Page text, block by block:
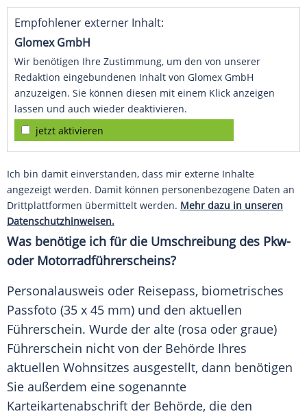
Empfohlener externer Inhalt:
Glomex GmbH
Wir benötigen Ihre Zustimmung, um den von unserer
Redaktion eingebundenen Inhalt von Glomex GmbH
anzuzeigen. Sie können diesen mit einem Klick anzeigen
lassen und auch wieder deaktivieren.
jetzt aktivieren
Ich bin damit einverstanden, dass mir externe Inhalte
angezeigt werden. Damit können personenbezogene Daten an
Drittplattformen übermittelt werden. Mehr dazu in unseren
Datenschutzhinweisen.
Was benötige ich für die Umschreibung des Pkw-
oder Motorradführerscheins?
Personalausweis oder Reisepass, biometrisches
Passfoto (35 x 45 mm) und den aktuellen
Führerschein. Wurde der alte (rosa oder graue)
Führerschein nicht von der Behörde Ihres
aktuellen Wohnsitzes ausgestellt, dann benötigen
Sie außerdem eine sogenannte
Karteikartenabschrift der Behörde, die den